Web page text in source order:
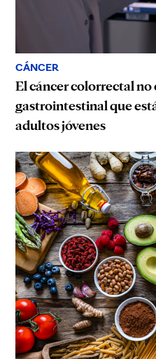
CÁNCER
El cáncer colorrectal no
gastrointestinal que
adultos jóvenes